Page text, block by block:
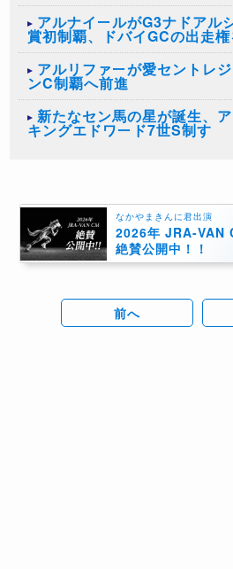
アルナイールがG3ナドアル
賞初制覇、ドバイGCの出走
アルリファーが愛セントレ
ンC制覇へ前進
新たなセン馬の星が誕生、
キングエドワード7世S制す
なかやまきんに君出演
2026年 JRA-VAN
絶賛公開中！！
前へ